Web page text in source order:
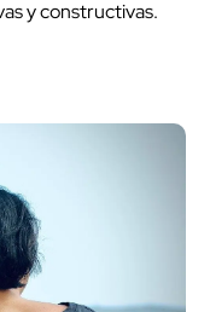
y constructivas.